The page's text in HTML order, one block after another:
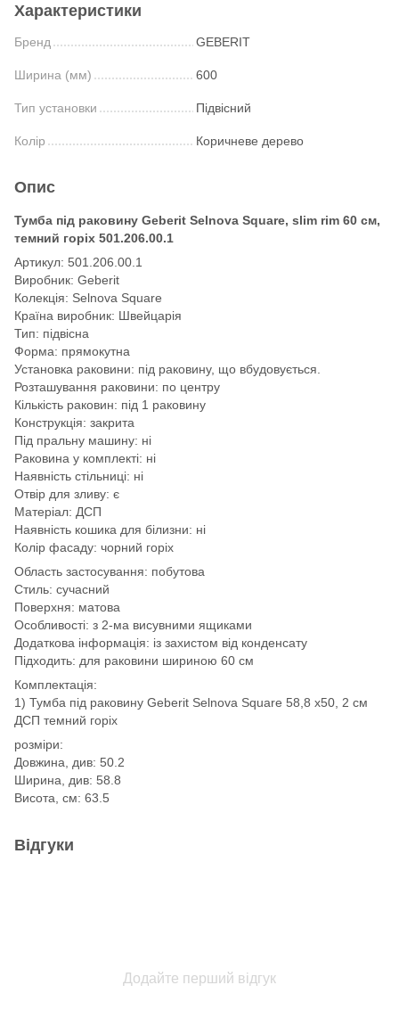
Характеристики
Бренд GEBERIT
Ширина (мм) 600
Тип установки Підвісний
Колір Коричневе дерево
Опис
Тумба під раковину Geberit Selnova Square, slim rim 60 см,
темний горіх 501.206.00.1
Артикул: 501.206.00.1
Виробник: Geberit
Колекція: Selnova Square
Країна виробник: Швейцарія
Тип: підвісна
Форма: прямокутна
Установка раковини: під раковину, що вбудовується.
Розташування раковини: по центру
Кількість раковин: під 1 раковину
Конструкція: закрита
Під пральну машину: ні
Раковина у комплекті: ні
Наявність стільниці: ні
Отвір для зливу: є
Матеріал: ДСП
Наявність кошика для білизни: ні
Колір фасаду: чорний горіх
Область застосування: побутова
Стиль: сучасний
Поверхня: матова
Особливості: з 2-ма висувними ящиками
Додаткова інформація: із захистом від конденсату
Підходить: для раковини шириною 60 см
Комплектація:
1) Тумба під раковину Geberit Selnova Square 58,8 х50, 2 см
ДСП темний горіх
розміри:
Довжина, див: 50.2
Ширина, див: 58.8
Висота, см: 63.5
Відгуки
Додайте перший відгук